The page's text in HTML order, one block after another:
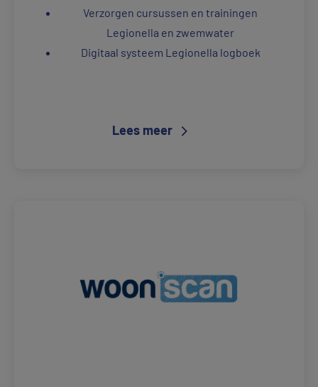
Verzorgen cursussen en trainingen
Legionella en zwemwater
Digitaal systeem Legionella logboek
Lees meer